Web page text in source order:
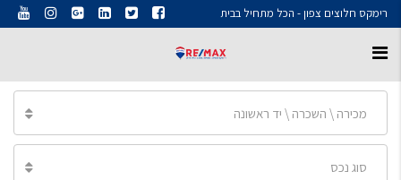
רימקס חלוצים צפון - הכל מתחיל בבית
מכירה \ השכרה \ יד ראשונה
סוג נכס